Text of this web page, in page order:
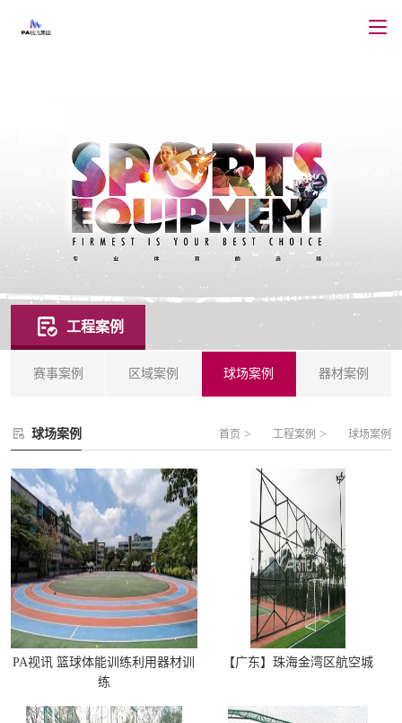
工程案例
赛事案例 区域案例 球场案例 器材案例
球场案例 首页 > 工程案例 > 球场案例
PA视讯 篮球体能训练利用器材训
练
【广东】珠海金湾区航空城